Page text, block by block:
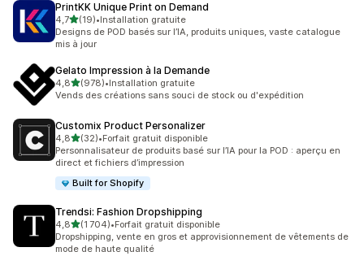
PrintKK Unique Print on Demand
4,7étoile(s) sur 5
(19)
19 avis au total
•Installation gratuite
Designs de POD basés sur l’IA, produits uniques, vaste catalogue
mis à jour
Gelato Impression à la Demande
4,8étoile(s) sur 5
(978)
978 avis au total
•Installation gratuite
Vends des créations sans souci de stock ou d'expédition
Customix Product Personalizer
4,8étoile(s) sur 5
(32)
32 avis au total
•Forfait gratuit disponible
Personnalisateur de produits basé sur l’IA pour la POD : aperçu en
direct et fichiers d’impression
Built for Shopify
Trendsi: Fashion Dropshipping
4,8étoile(s) sur 5
(1 704)
1704 avis au total
•Forfait gratuit disponible
Dropshipping, vente en gros et approvisionnement de vêtements de
mode de haute qualité